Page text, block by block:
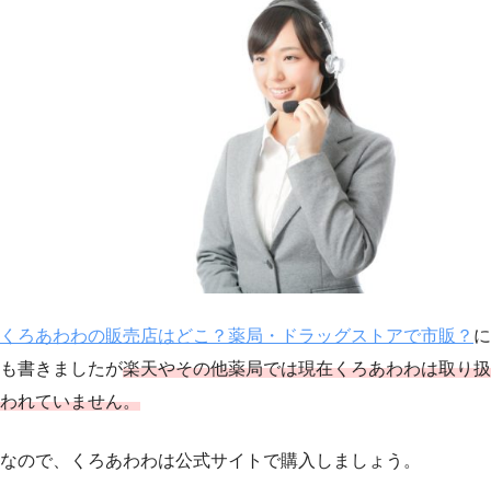
くろあわわの販売店はどこ？薬局・ドラッグストアで市販？ に
も書きましたが楽天やその他薬局では現在くろあわわは取り扱
われていません。
なので、くろあわわは公式サイトで購入しましょう。